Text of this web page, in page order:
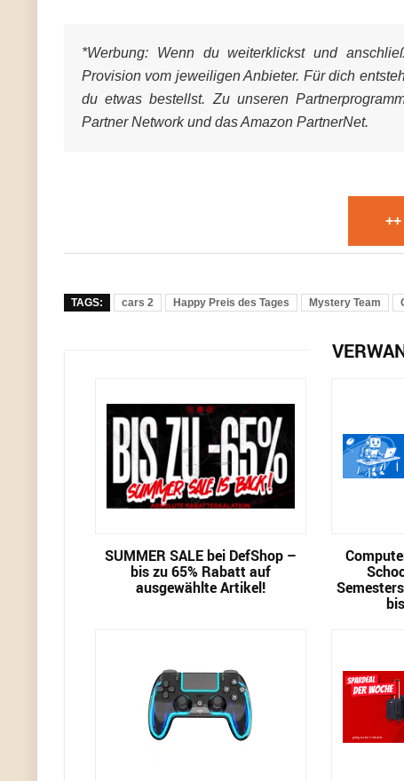
*Werbung: Wenn du weiterklickst und
Provision vom jeweiligen Anbieter. Für dich
du etwas bestellst. Zu unseren
Partner Network und das Amazon PartnerNet.
TAGS: cars 2 Happy Preis des Tages Mystery Team
SUMMER SALE bei DefShop –
bis zu 65% Rabatt auf
ausgewählte Artikel!